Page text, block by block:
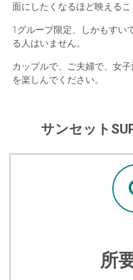
面にしたくなるほど映えるこ
1グループ限定、しかもすい
る人はいません。
カップルで、ご夫婦で、女
を楽しんでください。
サンセット
所